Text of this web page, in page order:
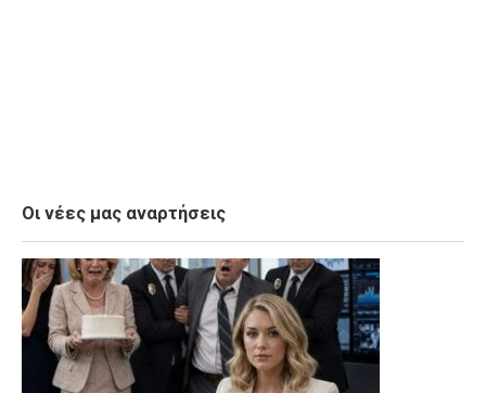
Οι νέες μας αναρτήσεις